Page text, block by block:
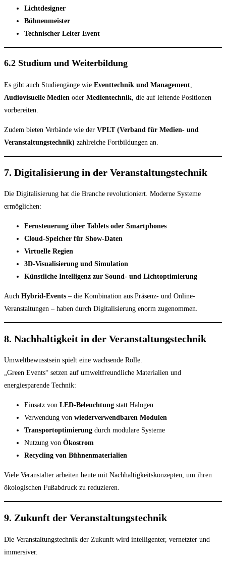
Lichtdesigner
Bühnenmeister
Technischer Leiter Event
6.2 Studium und Weiterbildung
Es gibt auch Studiengänge wie Eventtechnik und Management,
Audiovisuelle Medien oder Medientechnik, die auf leitende Positionen
vorbereiten.
Zudem bieten Verbände wie der VPLT (Verband für Medien- und
Veranstaltungstechnik) zahlreiche Fortbildungen an.
7. Digitalisierung in der Veranstaltungstechnik
Die Digitalisierung hat die Branche revolutioniert. Moderne Systeme
ermöglichen:
Fernsteuerung über Tablets oder Smartphones
Cloud-Speicher für Show-Daten
Virtuelle Regien
3D-Visualisierung und Simulation
Künstliche Intelligenz zur Sound- und Lichtoptimierung
Auch Hybrid-Events – die Kombination aus Präsenz- und Online-
Veranstaltungen – haben durch Digitalisierung enorm zugenommen.
8. Nachhaltigkeit in der Veranstaltungstechnik
Umweltbewusstsein spielt eine wachsende Rolle.
„Green Events“ setzen auf umweltfreundliche Materialien und
energiesparende Technik:
Einsatz von LED-Beleuchtung statt Halogen
Verwendung von wiederverwendbaren Modulen
Transportoptimierung durch modulare Systeme
Nutzung von Ökostrom
Recycling von Bühnenmaterialien
Viele Veranstalter arbeiten heute mit Nachhaltigkeitskonzepten, um ihren
ökologischen Fußabdruck zu reduzieren.
9. Zukunft der Veranstaltungstechnik
Die Veranstaltungstechnik der Zukunft wird intelligenter, vernetzter und
immersiver.